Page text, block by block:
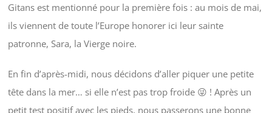
Gitans est mentionné pour la première fois : au mois de mai,
ils viennent de toute l’Europe honorer ici leur sainte
patronne, Sara, la Vierge noire.
En fin d’après-midi, nous décidons d’aller piquer une petite
tête dans la mer… si elle n’est pas trop froide 😜 ! Après un
petit test positif avec les pieds, nous passerons une bonne